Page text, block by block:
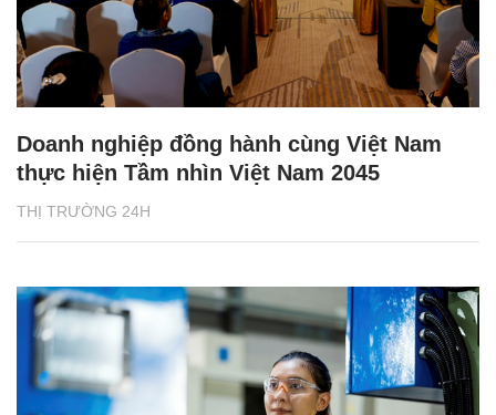
THỊ TRƯỜNG 24H
Doanh nghiệp đồng hành cùng Việt Nam
thực hiện Tầm nhìn Việt Nam 2045